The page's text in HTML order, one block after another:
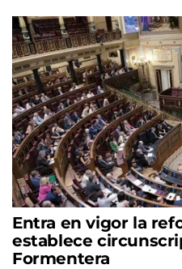
Entra en vigor la
establece
Formentera